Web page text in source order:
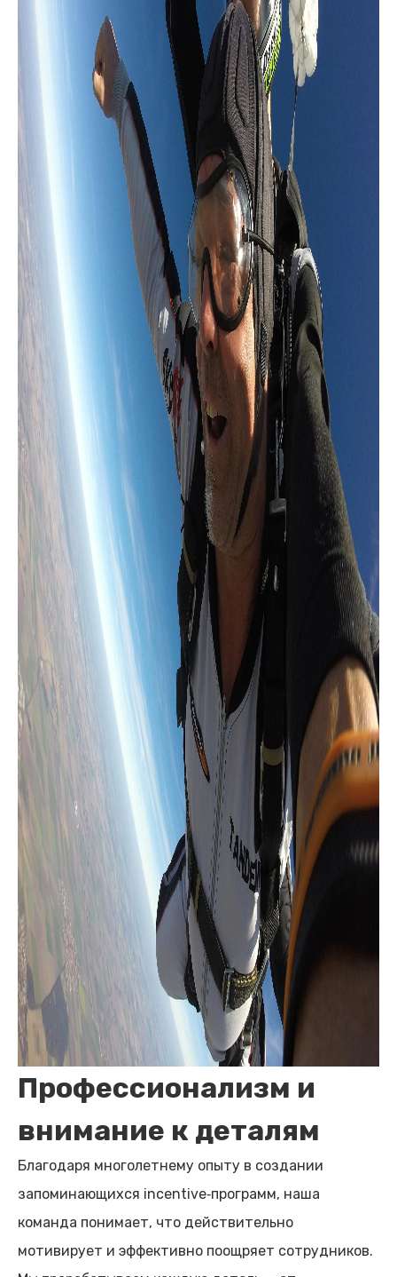
Профессионализм и
внимание к деталям
Благодаря многолетнему опыту в создании
запоминающихся incentive‑программ, наша
команда понимает, что действительно
мотивирует и эффективно поощряет сотрудников.